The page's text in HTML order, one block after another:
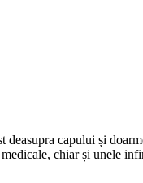
capului și
chiar și unele